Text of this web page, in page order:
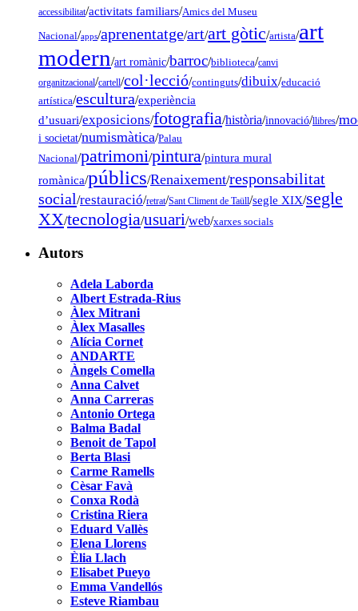
accessibilitat/activitats familiars/Amics del Museu
Nacional/apps/aprenentatge/art/art gòtic/artista/art
modern/art romànic/barroc/biblioteca/canvi
organitzacional/cartell/col·lecció/continguts/dibuix/educació
artística/escultura/experiència
d’usuari/exposicions/fotografia/història/innovació/llibres/
i societat/numismàtica/Palau
Nacional/patrimoni/pintura/pintura mural
romànica/públics/Renaixement/responsabilitat
social/restauració/retrat/Sant Climent de Taüll/segle XIX/segle
XX/tecnologia/usuari/web/xarxes socials
Autors
Adela Laborda
Albert Estrada-Rius
Àlex Mitrani
Àlex Masalles
Alícia Cornet
ANDARTE
Àngels Comella
Anna Calvet
Anna Carreras
Antonio Ortega
Balma Badal
Benoit de Tapol
Berta Blasi
Carme Ramells
Cèsar Favà
Conxa Rodà
Cristina Riera
Eduard Vallès
Elena Llorens
Èlia Llach
Elisabet Pueyo
Emma Vandellós
Esteve Riambau